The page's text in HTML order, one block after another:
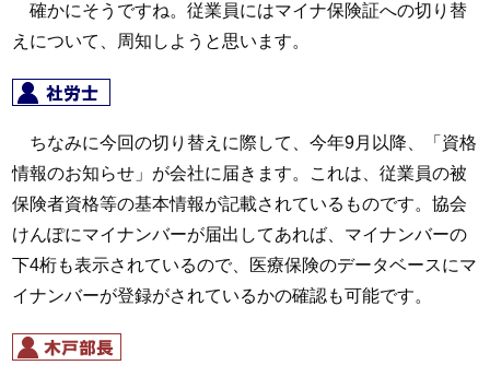
確かにそうですね。従業員にはマイナ保険証への切り替
えについて、周知しようと思います。
ちなみに今回の切り替えに際して、今年9月以降、「資格
情報のお知らせ」が会社に届きます。これは、従業員の被
保険者資格等の基本情報が記載されているものです。協会
けんぽにマイナンバーが届出してあれば、マイナンバーの
下4桁も表示されているので、医療保険のデータベースにマ
イナンバーが登録がされているかの確認も可能です。